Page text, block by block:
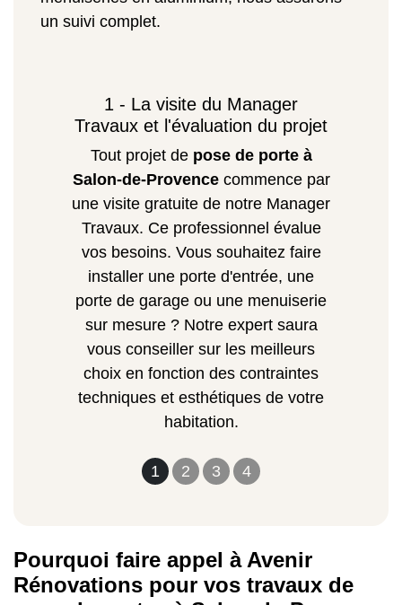
un suivi complet.
1 2 3 4
1 - La visite du Manager
Travaux et l'évaluation du projet
Tout projet de pose de porte à
Salon-de-Provencecommence par
une visite gratuite de notre Manager
Travaux. Ce professionnel évalue
vos besoins. Vous souhaitez faire
installer une porte d'entrée, une
porte de garage ou une menuiserie
sur mesure ? Notre expert saura
vous conseiller sur les meilleurs
choix en fonction des contraintes
techniques et esthétiques de votre
habitation.
Pourquoi faire appel à Avenir
Rénovations pour vos travaux de